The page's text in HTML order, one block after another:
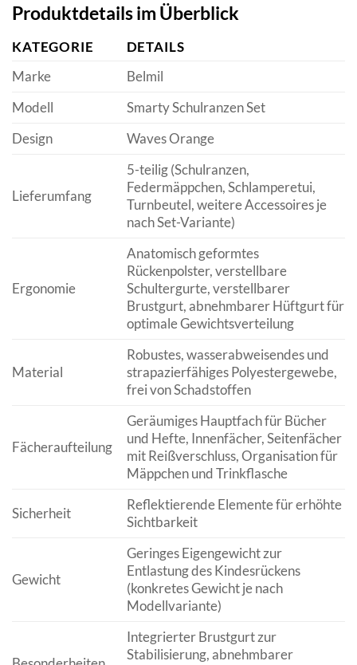
Produktdetails im Überblick
KATEGORIE
DETAILS
Marke
Belmil
Modell
Smarty Schulranzen Set
Design
Waves Orange
Lieferumfang
5-teilig (Schulranzen,
Federmäppchen, Schlamperetui,
Turnbeutel, weitere Accessoires je
nach Set-Variante)
Ergonomie
Anatomisch geformtes
Rückenpolster, verstellbare
Schultergurte, verstellbarer
Brustgurt, abnehmbarer Hüftgurt für
optimale Gewichtsverteilung
Material
Robustes, wasserabweisendes und
strapazierfähiges Polyestergewebe,
frei von Schadstoffen
Fächeraufteilung
Geräumiges Hauptfach für Bücher
und Hefte, Innenfächer, Seitenfächer
mit Reißverschluss, Organisation für
Mäppchen und Trinkflasche
Sicherheit
Reflektierende Elemente für erhöhte
Sichtbarkeit
Gewicht
Geringes Eigengewicht zur
Entlastung des Kindesrückens
(konkretes Gewicht je nach
Modellvariante)
Integrierter Brustgurt zur
Stabilisierung, abnehmbarer